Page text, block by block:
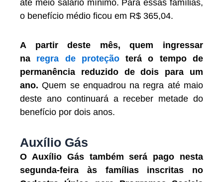
até meio salário mínimo. Para essas famílias,
o benefício médio ficou em R$ 365,04.
A partir deste mês, quem ingressar
na regra de proteçãoterá o tempo de
permanência reduzido de dois para um
ano. Quem se enquadrou na regra até maio
deste ano continuará a receber metade do
benefício por dois anos.
Auxílio Gás
O Auxílio Gás também será pago nesta
segunda-feira às famílias inscritas no